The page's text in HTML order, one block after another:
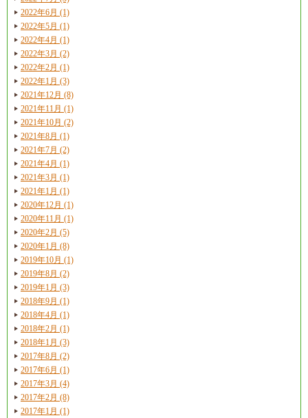
2022年6月 (1)
2022年5月 (1)
2022年4月 (1)
2022年3月 (2)
2022年2月 (1)
2022年1月 (3)
2021年12月 (8)
2021年11月 (1)
2021年10月 (2)
2021年8月 (1)
2021年7月 (2)
2021年4月 (1)
2021年3月 (1)
2021年1月 (1)
2020年12月 (1)
2020年11月 (1)
2020年2月 (5)
2020年1月 (8)
2019年10月 (1)
2019年8月 (2)
2019年1月 (3)
2018年9月 (1)
2018年4月 (1)
2018年2月 (1)
2018年1月 (3)
2017年8月 (2)
2017年6月 (1)
2017年3月 (4)
2017年2月 (8)
2017年1月 (1)